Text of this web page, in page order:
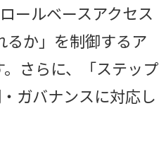
ールベースアクセス
るか」を制御するア
さらに、「ステップ
ガバナンスに対応し